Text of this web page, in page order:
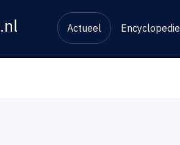
.nl Actueel Encyclopedie